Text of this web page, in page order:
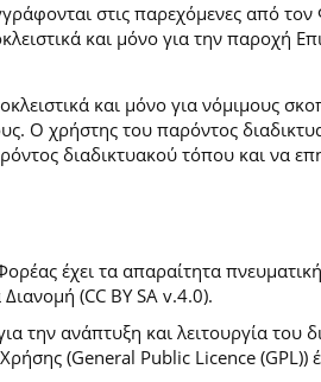
στις παρεχόμενες από
και μόνο για την παροχή
και μόνο για νόμιμους
Ο χρήστης του παρόντος
διαδικτυακού τόπου και να
έχει τα απαραίτητα
(CC BY SA v.4.0).
την ανάπτυξη και λειτουργία
(General Public Licence (GPL))